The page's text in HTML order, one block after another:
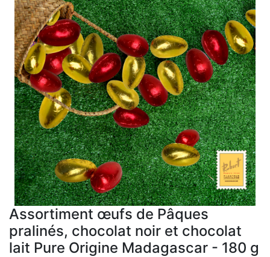
Assortiment œufs de Pâques
pralinés, chocolat noir et chocolat
lait Pure Origine Madagascar - 180 g